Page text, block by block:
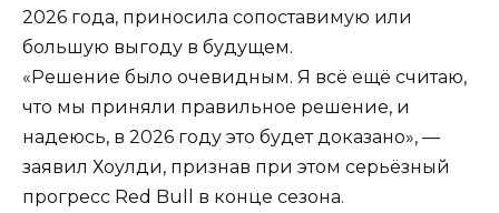
2026 года, приносила сопоставимую или
большую выгоду в будущем.
«Решение было очевидным. Я всё ещё считаю,
что мы приняли правильное решение, и
надеюсь, в 2026 году это будет доказано», —
заявил Хоулди, признав при этом серьёзный
прогресс Red Bull в конце сезона.